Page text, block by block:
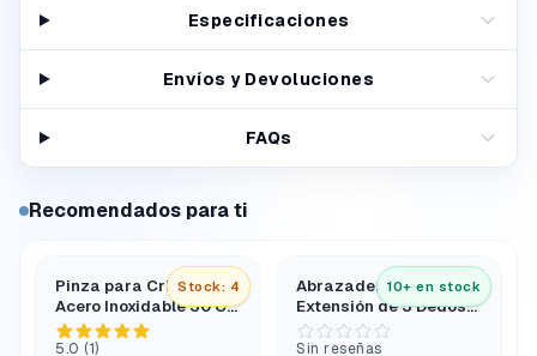
Especificaciones
Envíos y Devoluciones
FAQs
Recomendados para ti
Stock: 4
Pinza para Crisol de
Acero Inoxidable 30 Cm
Tipo Arco Extra Larga
5.0 (1)
10+ en stock
Abrazadera de
Extensión de 3 Dedos
con Puntas de Pvc y
Cabezal Giratorio
Sin reseñas